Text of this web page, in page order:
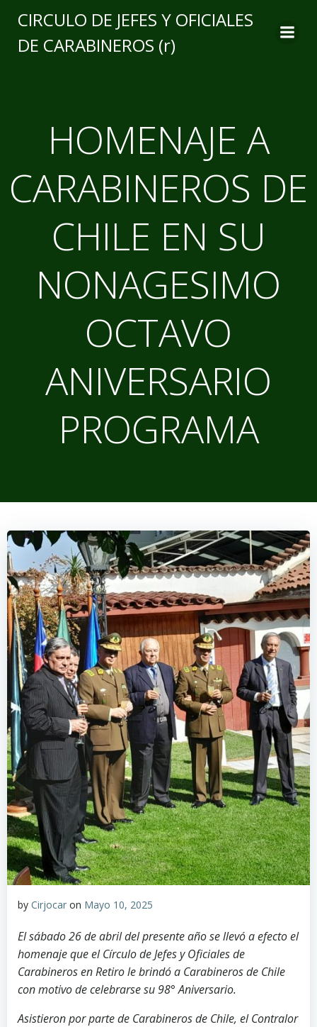
CIRCULO DE JEFES Y OFICIALES
DE CARABINEROS (r)
HOMENAJE A
CARABINEROS DE
CHILE EN SU
NONAGESIMO
OCTAVO
ANIVERSARIO
PROGRAMA
by Cirjocar on Mayo 10, 2025
El sábado 26 de abril del presente año se llevó a efecto el
homenaje que el Círculo de Jefes y Oficiales de
Carabineros en Retiro le brindó a Carabineros de Chile
con motivo de celebrarse su 98° Aniversario.
Asistieron por parte de Carabineros de Chile, el Contralor